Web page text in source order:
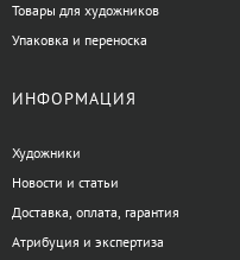
Товары для художников
Упаковка и переноска
ИНФОРМАЦИЯ
Художники
Новости и статьи
Доставка, оплата, гарантия
Атрибуция и экспертиза